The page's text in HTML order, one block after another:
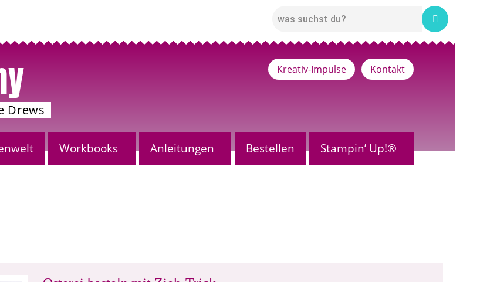
Drews
Kreativ-Impulse Kontakt
Workbooks Anleitungen Bestellen Stampin’ Up!®